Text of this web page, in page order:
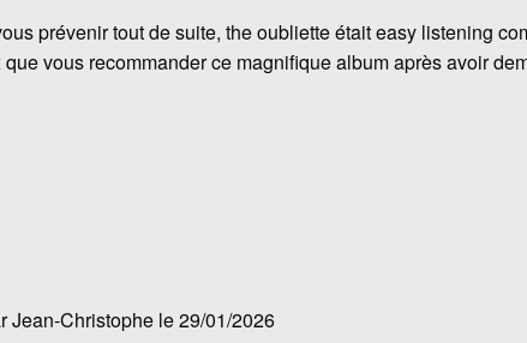
prévenir tout de suite, the oubliette était easy listening
que vous recommander ce magnifique album après avoir
Jean-Christophe le 29/01/2026